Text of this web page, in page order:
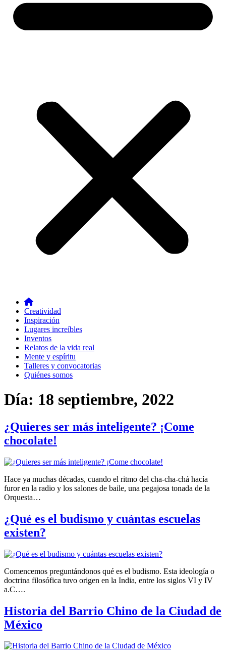
Creatividad
Inspiración
Lugares increíbles
Inventos
Relatos de la vida real
Mente y espíritu
Talleres y convocatorias
Quiénes somos
Día: 18 septiembre, 2022
¿Quieres ser más inteligente? ¡Come
chocolate!
Hace ya muchas décadas, cuando el ritmo del cha-cha-chá hacía
furor en la radio y los salones de baile, una pegajosa tonada de la
Orquesta…
¿Qué es el budismo y cuántas escuelas
existen?
Comencemos preguntándonos qué es el budismo. Esta ideología o
doctrina filosófica tuvo origen en la India, entre los siglos VI y IV
a.C….
Historia del Barrio Chino de la Ciudad de
México